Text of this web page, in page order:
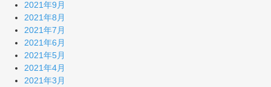
2021年9月
2021年8月
2021年7月
2021年6月
2021年5月
2021年4月
2021年3月